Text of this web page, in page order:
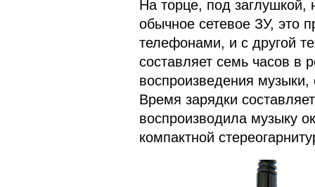
На торце, под заглушкой,
обычное сетевое ЗУ, это
телефонами, и с другой
составляет семь часов в
воспроизведения
Время зарядки
воспроизводила музыку
компактной